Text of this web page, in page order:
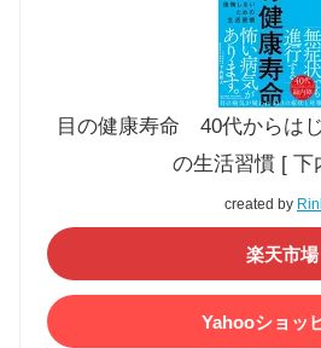
目の健康寿命 40代からは
の生活習慣 [ 下
created by
楽天市場
Yahooショッ